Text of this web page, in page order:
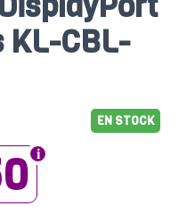
KL-CBL-
EN STOCK